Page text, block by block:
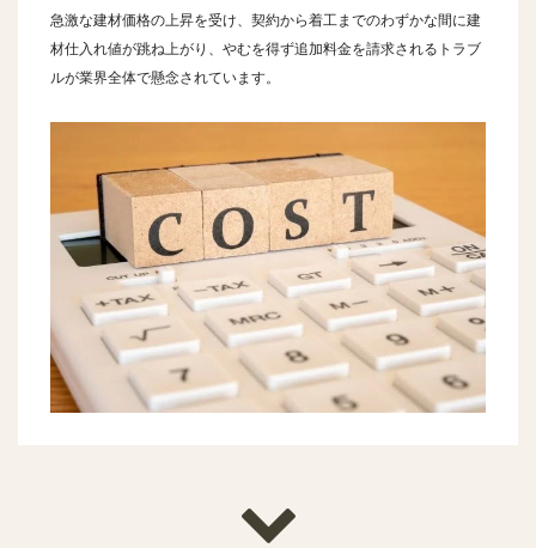
急激な建材価格の上昇を受け、契約から着工までのわずかな間に建
材仕入れ値が跳ね上がり、やむを得ず追加料金を請求されるトラブ
ルが業界全体で懸念されています。